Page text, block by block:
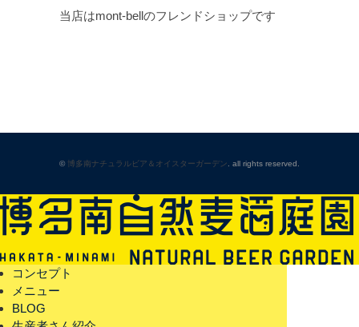
当店はmont-bellのフレンドショップです
©博多南ナチュラルビア＆オイスターガーデン. all rights reserved.
コンセプト
メニュー
BLOG